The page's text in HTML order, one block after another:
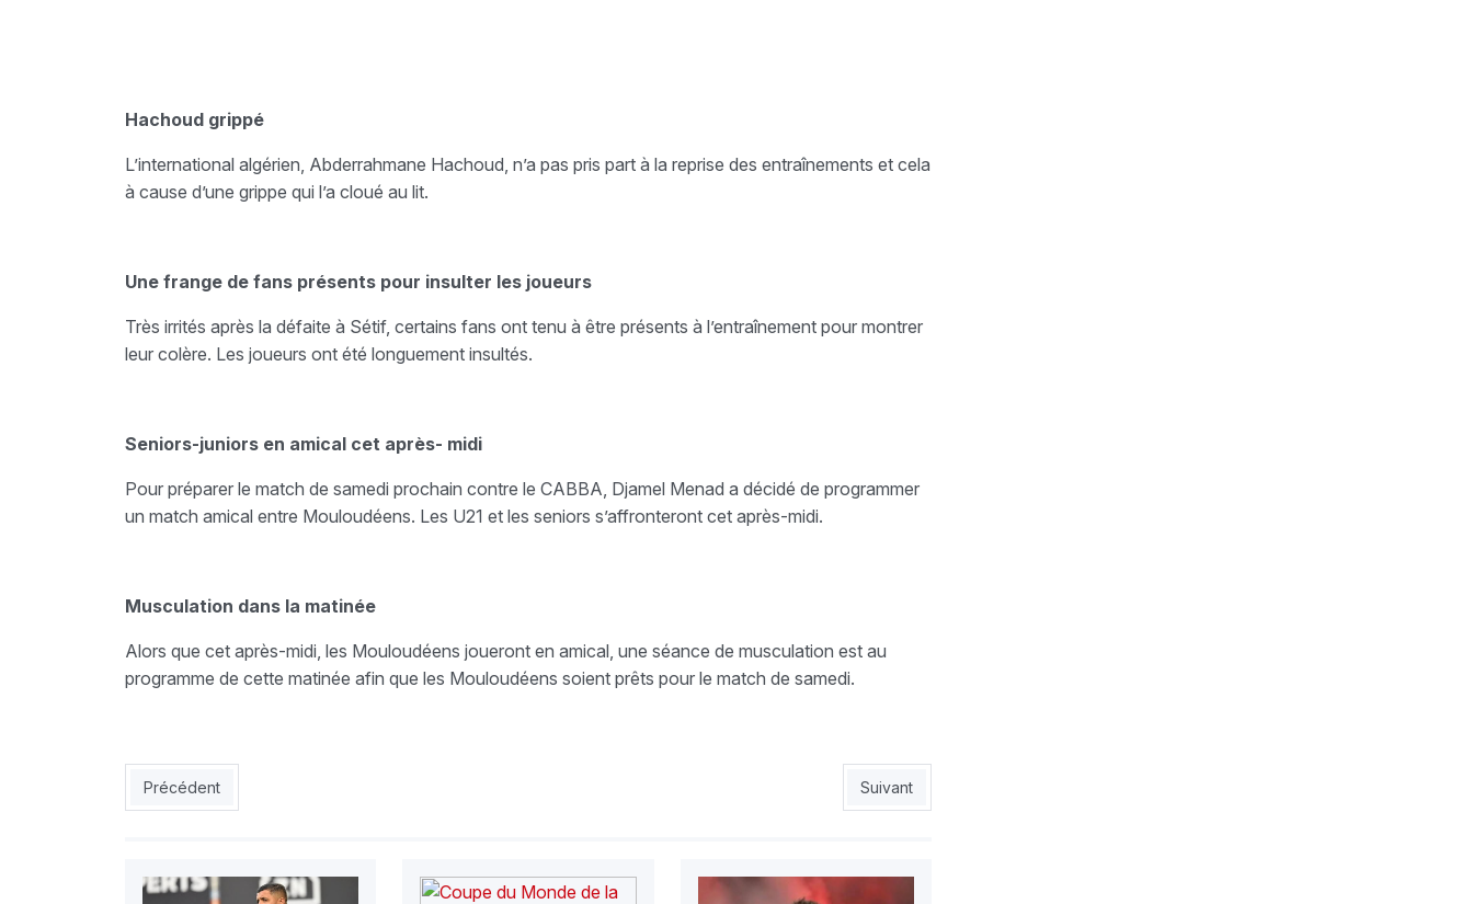
Hachoud grippé
L’international algérien, Abderrahmane Hachoud, n’a pas pris part à la reprise des entraînements et cela
à cause d’une grippe qui l’a cloué au lit.
Une frange de fans présents pour insulter les joueurs
Très irrités après la défaite à Sétif, certains fans ont tenu à être présents à l’entraînement pour montrer
leur colère. Les joueurs ont été longuement insultés.
Seniors-juniors en amical cet après- midi
Pour préparer le match de samedi prochain contre le CABBA, Djamel Menad a décidé de programmer
un match amical entre Mouloudéens. Les U21 et les seniors s’affronteront cet après-midi.
Musculation dans la matinée
Alors que cet après-midi, les Mouloudéens joueront en amical, une séance de musculation est au
programme de cette matinée afin que les Mouloudéens soient prêts pour le match de samedi.
Article précédent : EN : Islam Slimani se remet à courir au centre technique national de Sidi Moussa
Précédent Article suivant : JSK : Fabbro et en plus cest un menteur
Suivant